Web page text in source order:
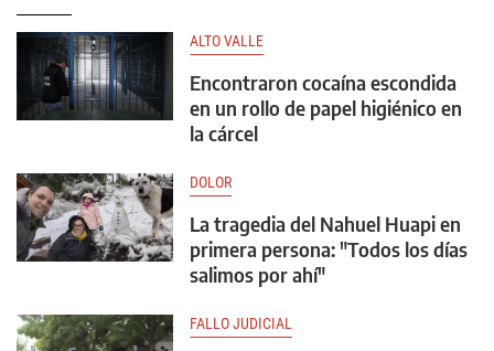
ALTO VALLE
Encontraron cocaína escondida
en un rollo de papel higiénico en
la cárcel
DOLOR
La tragedia del Nahuel Huapi en
primera persona: "Todos los días
salimos por ahí"
FALLO JUDICIAL